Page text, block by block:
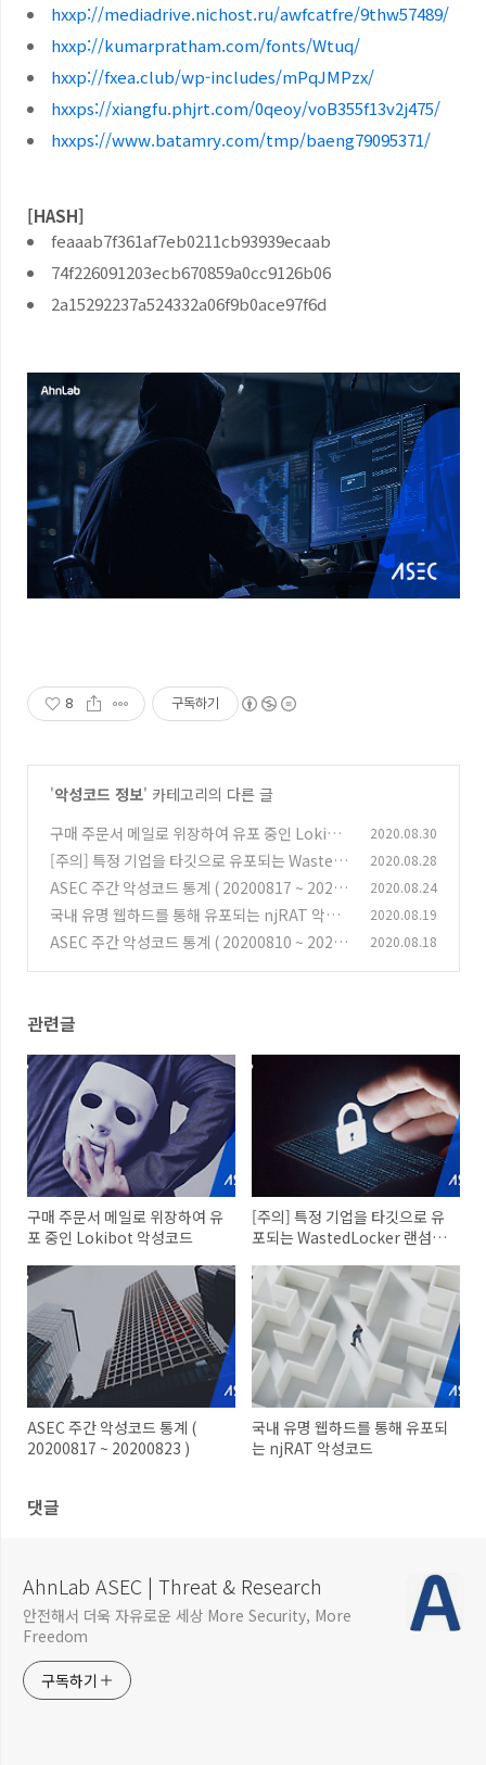
hxxp://mediadrive.nichost.ru/awfcatfre/9thw57489/
hxxp://kumarpratham.com/fonts/Wtuq/
hxxp://fxea.club/wp-includes/mPqJMPzx/
hxxps://xiangfu.phjrt.com/0qeoy/voB355f13v2j475/
hxxps://www.batamry.com/tmp/baeng79095371/
[HASH]
feaaab7f361af7eb0211cb93939ecaab
74f226091203ecb670859a0cc9126b06
2a15292237a524332a06f9b0ace97f6d
8 구독하기
'악성코드 정보' 카테고리의 다른 글
구매 주문서 메일로 위장하여 유포 중인 Lokibo
t 악성코드
(0)
2020.08.30
[주의] 특정 기업을 타깃으로 유포되는 WastedL
ocker 랜섬웨어
(0)
2020.08.28
ASEC 주간 악성코드 통계 ( 20200817 ~ 20200
823 ) (0)
2020.08.24
국내 유명 웹하드를 통해 유포되는 njRAT 악성
코드
(0)
2020.08.19
ASEC 주간 악성코드 통계 ( 20200810 ~ 20200
2020.08.18
관련글
구매 주문서 메일로 위장하여 유
포 중인 Lokibot 악성코드
[주의] 특정 기업을 타깃으로 유
포되는 WastedLocker 랜섬웨
ASEC 주간 악성코드 통계 (
20200817 ~ 20200823 )
국내 유명 웹하드를 통해 유포되
는 njRAT 악성코드
댓글
AhnLab ASEC | Threat & Research
안전해서 더욱 자유로운 세상 More Security, More
Freedom
구독하기